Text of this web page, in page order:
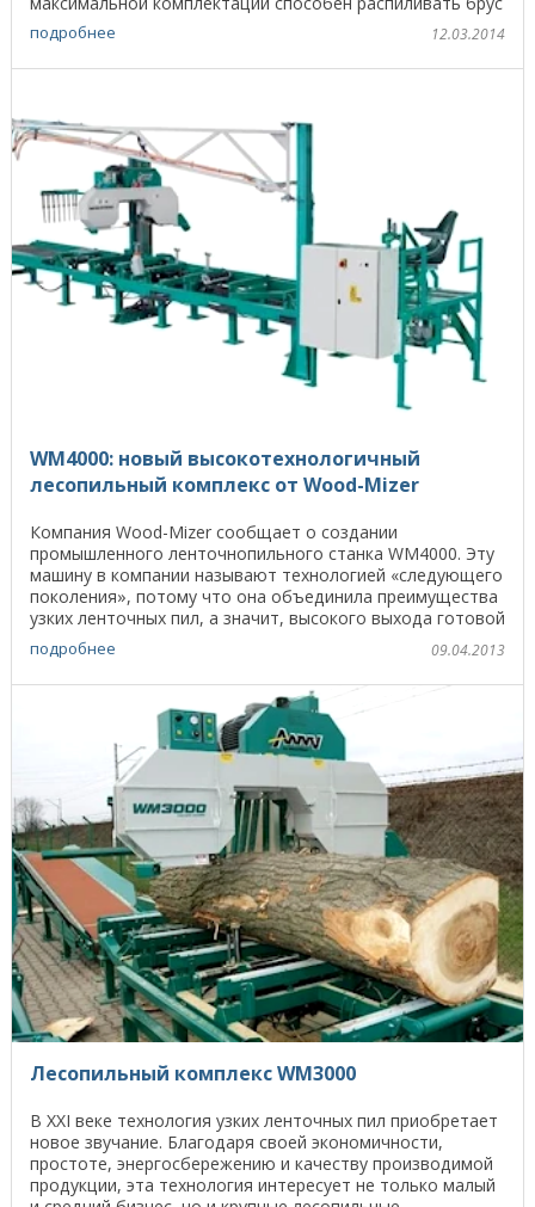
сразу ...
подробнее 12.03.2014
WM4000: новый высокотехнологичный
лесопильный комплекс от Wood-Mizer
Компания Wood-Mizer сообщает о создании
промышленного ленточнопильного станка WM4000. Эту
машину в компании называют технологией «следующего
поколения», потому что она объединила преимущества
узких ленточных пил, а значит, высокого выхода готовой
подробнее 09.04.2013
Лесопильный комплекс WM3000
В XXI веке технология узких ленточных пил приобретает
новое звучание. Благодаря своей экономичности,
простоте, энергосбережению и качеству производимой
продукции, эта технология интересует не только малый